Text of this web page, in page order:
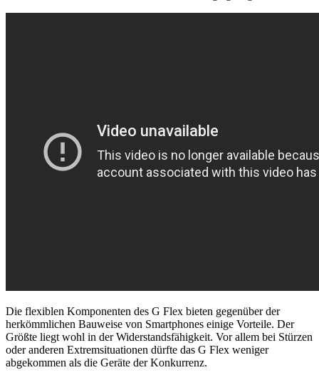
Die flexiblen Komponenten des G Flex bieten gegenüber der
herkömmlichen Bauweise von Smartphones einige Vorteile. Der
Größte liegt wohl in der Widerstandsfähigkeit. Vor allem bei Stürzen
oder anderen Extremsituationen dürfte das G Flex weniger
abgekommen als die Geräte der Konkurrenz.